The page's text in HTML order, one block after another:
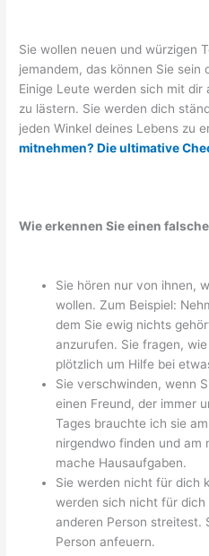
Sie wollen neuen und würzigen
jemandem, das können Sie sein
Einige Leute werden sich mit
zu lästern. Sie werden dich
jeden Winkel deines Lebens zu
mitnehmen? Die ultimative
Wie erkennen Sie einen
Sie hören nur von ihnen,
wollen. Zum Beispiel:
dem Sie ewig nichts
anzurufen. Sie fragen,
plötzlich um Hilfe bei
Sie verschwinden, wenn
einen Freund, der immer
Tages brauchte ich sie
nirgendwo finden und am
mache Hausaufgaben.
Sie werden nicht für dich
werden sich nicht für
anderen Person streitest.
Person anfeuern.